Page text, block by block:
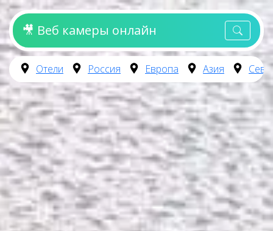
🎥 Веб камеры онлайн
Отели Россия Европа Азия